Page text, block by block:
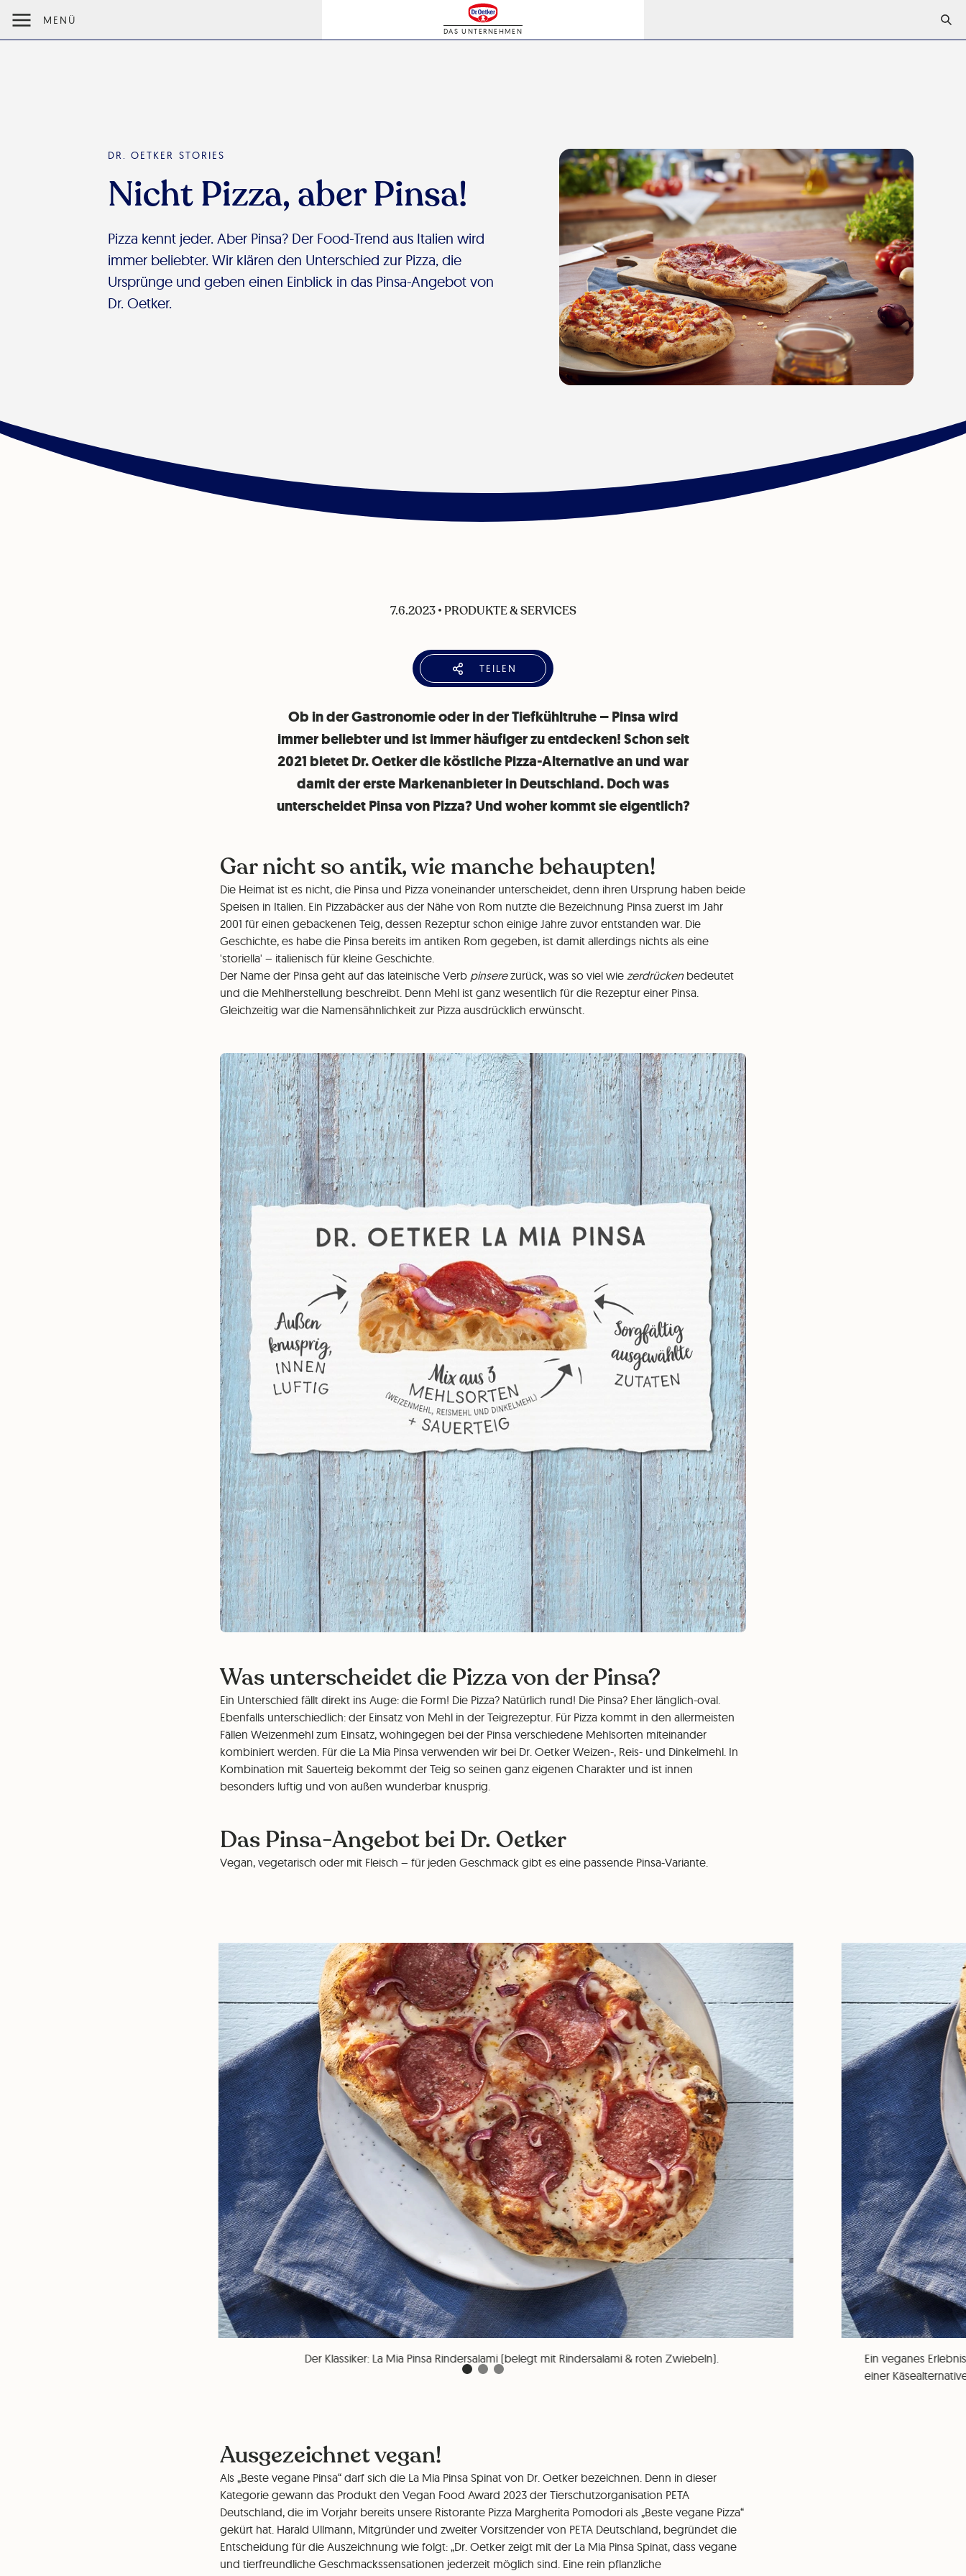
MENÜ
DAS UNTERNEHMEN
DR. OETKER STORIES
Nicht Pizza, aber Pinsa!
Pizza kennt jeder. Aber Pinsa? Der Food-Trend aus Italien wird
immer beliebter. Wir klären den Unterschied zur Pizza, die
Ursprünge und geben einen Einblick in das Pinsa-Angebot von
Dr. Oetker.
7.6.2023• PRODUKTE & SERVICES
TEILEN
Ob in der Gastronomie oder in der Tiefkühltruhe – Pinsa wird
immer beliebter und ist immer häufiger zu entdecken! Schon seit
2021 bietet Dr. Oetker die köstliche Pizza-Alternative an und war
damit der erste Markenanbieter in Deutschland. Doch was
unterscheidet Pinsa von Pizza? Und woher kommt sie eigentlich?
Gar nicht so antik, wie manche behaupten!
Die Heimat ist es nicht, die Pinsa und Pizza voneinander unterscheidet, denn ihren Ursprung haben beide
Speisen in Italien. Ein Pizzabäcker aus der Nähe von Rom nutzte die Bezeichnung Pinsa zuerst im Jahr
2001 für einen gebackenen Teig, dessen Rezeptur schon einige Jahre zuvor entstanden war. Die
Geschichte, es habe die Pinsa bereits im antiken Rom gegeben, ist damit allerdings nichts als eine
'storiella' – italienisch für kleine Geschichte.
Der Name der Pinsa geht auf das lateinische Verb pinserezurück, was so viel wiezerdrücken bedeutet
und die Mehlherstellung beschreibt. Denn Mehl ist ganz wesentlich für die Rezeptur einer Pinsa.
Gleichzeitig war die Namensähnlichkeit zur Pizza ausdrücklich erwünscht.
Was unterscheidet die Pizza von der Pinsa?
Ein Unterschied fällt direkt ins Auge: die Form! Die Pizza? Natürlich rund! Die Pinsa? Eher länglich-oval.
Ebenfalls unterschiedlich: der Einsatz von Mehl in der Teigrezeptur. Für Pizza kommt in den allermeisten
Fällen Weizenmehl zum Einsatz, wohingegen bei der Pinsa verschiedene Mehlsorten miteinander
kombiniert werden. Für die La Mia Pinsa verwenden wir bei Dr. Oetker Weizen-, Reis- und Dinkelmehl. In
Kombination mit Sauerteig bekommt der Teig so seinen ganz eigenen Charakter und ist innen
besonders luftig und von außen wunderbar knusprig.
Das Pinsa-Angebot bei Dr. Oetker
Vegan, vegetarisch oder mit Fleisch – für jeden Geschmack gibt es eine passende Pinsa-Variante.
Der Klassiker: La Mia Pinsa Rindersalami (belegt mit Rindersalami & roten Zwiebeln).
Ein veganes
einer
Ausgezeichnet vegan!
Als „Beste vegane Pinsa“ darf sich die La Mia Pinsa Spinat von Dr. Oetker bezeichnen. Denn in dieser
Kategorie gewann das Produkt den Vegan Food Award 2023 der Tierschutzorganisation PETA
Deutschland, die im Vorjahr bereits unsere Ristorante Pizza Margherita Pomodori als „Beste vegane Pizza“
gekürt hat. Harald Ullmann, Mitgründer und zweiter Vorsitzender von PETA Deutschland, begründet die
Entscheidung für die Auszeichnung wie folgt: „Dr. Oetker zeigt mit der La Mia Pinsa Spinat, dass vegane
und tierfreundliche Geschmackssensationen jederzeit möglich sind. Eine rein pflanzliche